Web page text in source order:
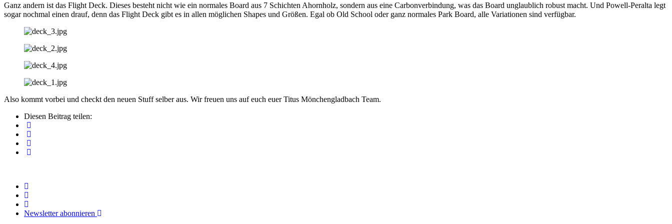
Ganz andern ist das Flight Deck. Dieses besteht nicht wie ein normales Board aus 7 Schichten Ahornholz, sondern aus eine Carbonverbindung, was das Board unglaublich robust macht. Und Powell-Peralta legt
sogar nochmal einen drauf, denn das Flight Deck gibt es in allen möglichen Shapes und Größen. Egal ob Old School oder ganz normales Park Board, alle Variationen sind verfügbar.
Also kommt vorbei und checkt den neuen Stuff selber aus. Wir freuen uns auf euch euer Titus Mönchengladbach Team.
Diesen Beitrag teilen:
Newsletter abonnieren